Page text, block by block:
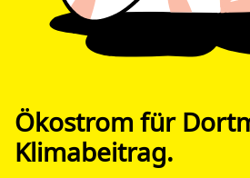
Ökostrom für
Klimabeitrag.